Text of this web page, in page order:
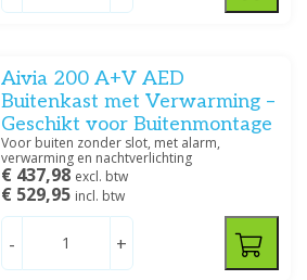
Aivia 200 A+V AED
Buitenkast met Verwarming –
Geschikt voor Buitenmontage
Voor buiten zonder slot, met alarm,
verwarming en nachtverlichting
€ 437,98 excl. btw
€ 529,95 incl. btw
- +